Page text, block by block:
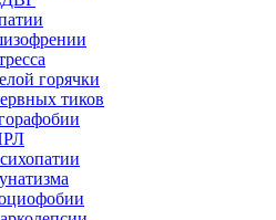
горячки
тиков